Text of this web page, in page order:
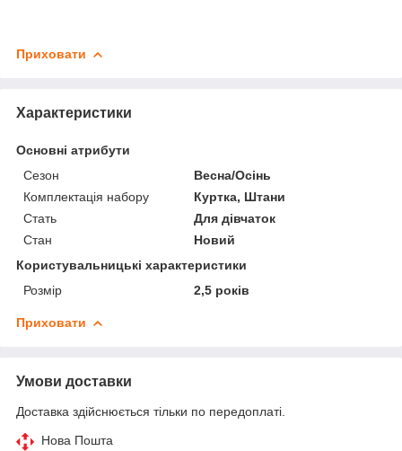
Приховати
Характеристики
Основні атрибути
Сезон
Весна/Осінь
Комплектація набору
Куртка, Штани
Стать
Для дівчаток
Стан
Новий
Користувальницькі характеристики
Розмір
2,5 років
Приховати
Умови доставки
Доставка здійснюється тільки по передоплаті.
Нова Пошта